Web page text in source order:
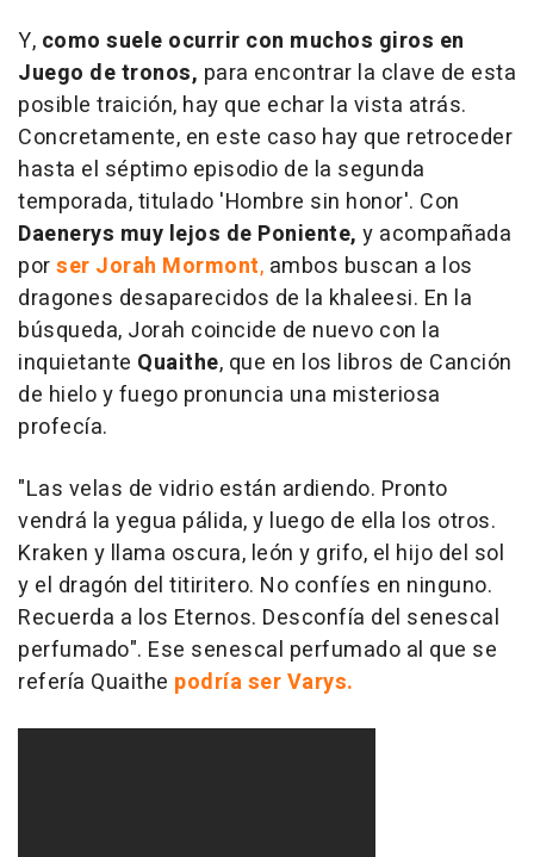
Y, como suele ocurrir con muchos giros en
Juego de tronos, para encontrar la clave de esta
posible traición, hay que echar la vista atrás.
Concretamente, en este caso hay que retroceder
hasta el séptimo episodio de la segunda
temporada, titulado 'Hombre sin honor'. Con
Daenerys muy lejos de Poniente, y acompañada
porser Jorah Mormont, ambos buscan a los
dragones desaparecidos de la khaleesi. En la
búsqueda, Jorah coincide de nuevo con la
inquietante Quaithe, que en los libros de Canción
de hielo y fuego pronuncia una misteriosa
profecía.
"Las velas de vidrio están ardiendo. Pronto
vendrá la yegua pálida, y luego de ella los otros.
Kraken y llama oscura, león y grifo, el hijo del sol
y el dragón del titiritero. No confíes en ninguno.
Recuerda a los Eternos. Desconfía del senescal
perfumado". Ese senescal perfumado al que se
refería Quaithe podría ser Varys.